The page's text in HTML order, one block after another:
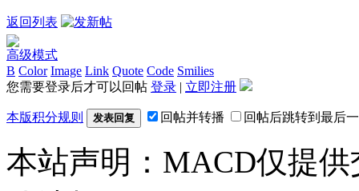
返回列表
高级模式
B Color Image Link Quote Code Smilies
您需要登录后才可以回帖 登录 | 立即注册
本版积分规则 发表回复 回帖并转播 回帖后跳转到最后
本站声明：MACD仅提